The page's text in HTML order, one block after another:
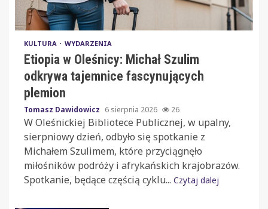
KULTURA WYDARZENIA
Etiopia w Oleśnicy: Michał Szulim
odkrywa tajemnice fascynujących
plemion
Tomasz Dawidowicz 6 sierpnia 2026 26
W Oleśnickiej Bibliotece Publicznej, w upalny,
sierpniowy dzień, odbyło się spotkanie z
Michałem Szulimem, które przyciągnęło
miłośników podróży i afrykańskich krajobrazów.
Spotkanie, będące częścią cyklu... Czytaj dalej